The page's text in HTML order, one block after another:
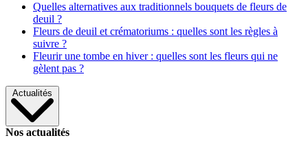
Quelles alternatives aux traditionnels bouquets de fleurs de
deuil ?
Fleurs de deuil et crématoriums : quelles sont les règles à
suivre ?
Fleurir une tombe en hiver : quelles sont les fleurs qui ne
gèlent pas ?
Actualités
Nos actualités